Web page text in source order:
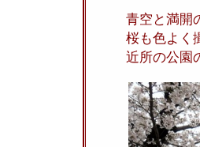
青空と満開
桜も色よく
近所の公園